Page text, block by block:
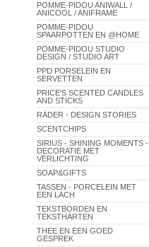
POMME-PIDOU ANIWALL /
ANICOOL / ANIFRAME
POMME-PIDOU
SPAARPOTTEN EN @HOME
POMME-PIDOU STUDIO
DESIGN / STUDIO ART
PPD PORSELEIN EN
SERVETTEN
PRICE'S SCENTED CANDLES
AND STICKS
RÄDER - DESIGN STORIES
SCENTCHIPS
SIRIUS - SHINING MOMENTS -
DECORATIE MET
VERLICHTING
SOAP&GIFTS
TASSEN - PORCELEIN MET
EEN LACH
TEKSTBORDEN EN
TEKSTHARTEN
THEE EN EEN GOED
GESPREK